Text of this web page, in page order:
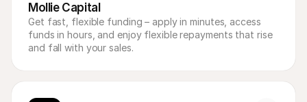
Mollie Capital
Get fast, flexible funding – apply in minutes, access
funds in hours, and enjoy flexible repayments that rise
and fall with your sales.